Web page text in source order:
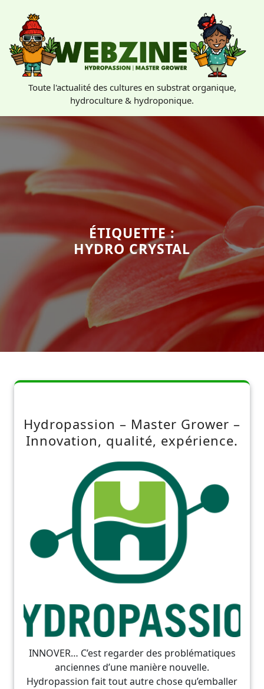
content
Toute l'actualité des cultures en substrat organique,
hydroculture & hydroponique.
ÉTIQUETTE :
HYDRO CRYSTAL
Hydropassion – Master Grower –
Innovation, qualité, expérience.
INNOVER… C’est regarder des problématiques
anciennes d’une manière nouvelle.
Hydropassion fait tout autre chose qu’emballer